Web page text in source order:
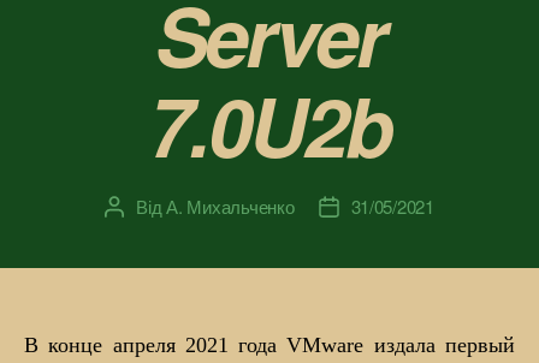
Server
7.0U2b
Автор
ВідА. Михальченко
Дата31/05/2021
В конце апреля 2021 года VMware издала первый